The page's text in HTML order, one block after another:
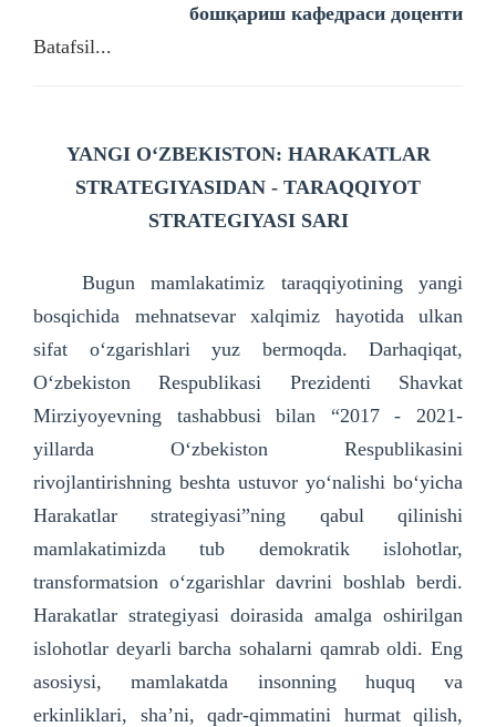
бошқариш кафедраси доценти
Batafsil...
YANGI O‘ZBEKISTON: HARAKATLAR
STRATEGIYASIDAN - TARAQQIYOT
STRATEGIYASI SARI
Bugun mamlakatimiz taraqqiyotining yangi
bosqichida mehnatsevar xalqimiz hayotida ulkan
sifat o‘zgarishlari yuz bermoqda. Darhaqiqat,
O‘zbekiston Respublikasi Prezidenti Shavkat
Mirziyoyevning tashabbusi bilan “2017 - 2021-
yillarda O‘zbekiston Respublikasini
rivojlantirishning beshta ustuvor yo‘nalishi bo‘yicha
Harakatlar strategiyasi”ning qabul qilinishi
mamlakatimizda tub demokratik islohotlar,
transformatsion o‘zgarishlar davrini boshlab berdi.
Harakatlar strategiyasi doirasida amalga oshirilgan
islohotlar deyarli barcha sohalarni qamrab oldi. Eng
asosiysi, mamlakatda insonning huquq va
erkinliklari, sha’ni, qadr-qimmatini hurmat qilish,